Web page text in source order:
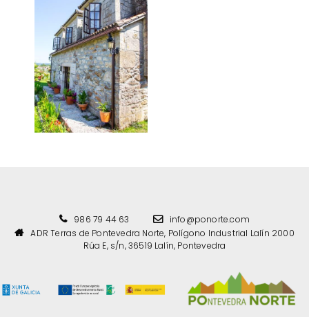
986 79 44 63
info@ponorte.com
ADR Terras de Pontevedra Norte, Polígono Industrial Lalín 2000
Rúa E, s/n, 36519 Lalín, Pontevedra